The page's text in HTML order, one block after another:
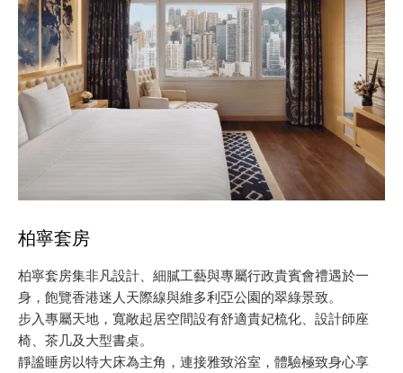
柏寧套房
柏寧套房集非凡設計、細膩工藝與專屬行政貴賓會禮遇於一
身，飽覽香港迷人天際線與維多利亞公園的翠綠景致。
步入專屬天地，寬敞起居空間設有舒適貴妃梳化、設計師座
椅、茶几及大型書桌。
靜謐睡房以特大床為主角，連接雅致浴室，體驗極致身心享